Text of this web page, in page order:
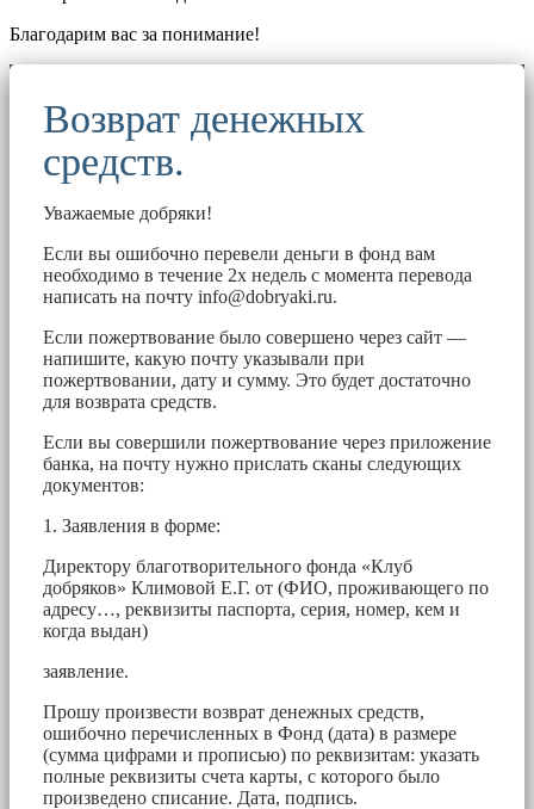
Благодарим вас за понимание!
Возврат денежных
средств.
Уважаемые добряки!
Если вы ошибочно перевели деньги в фонд вам
необходимо в течение 2х недель с момента перевода
написать на почту info@dobryaki.ru.
Если пожертвование было совершено через сайт —
напишите, какую почту указывали при
пожертвовании, дату и сумму. Это будет достаточно
для возврата средств.
Если вы совершили пожертвование через приложение
банка, на почту нужно прислать сканы следующих
документов:
1. Заявления в форме:
Директору благотворительного фонда «Клуб
добряков» Климовой Е.Г. от (ФИО, проживающего по
адресу…, реквизиты паспорта, серия, номер, кем и
когда выдан)
заявление.
Прошу произвести возврат денежных средств,
ошибочно перечисленных в Фонд (дата) в размере
(сумма цифрами и прописью) по реквизитам: указать
полные реквизиты счета карты, с которого было
произведено списание. Дата, подпись.